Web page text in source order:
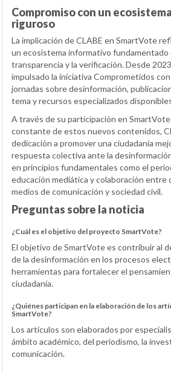
Compromiso con un
riguroso
La implicación de CLABE en SmartVote
un ecosistema informativo fundamentado
transparencia y la verificación. Desde
impulsado la iniciativa Comprometidos
jornadas sobre desinformación,
tema y recursos especializados
A través de su participación en
constante de estos nuevos contenidos,
dedicación a promover una ciudadanía
respuesta colectiva ante la
en principios fundamentales como el
educación mediática y colaboración entre
medios de comunicación y sociedad civil.
Preguntas sobre la noticia
¿Cuál es el objetivo del proyecto SmartVote?
El objetivo de SmartVote es contribuir al
de la desinformación en los procesos
herramientas para fortalecer el
ciudadanía.
¿Quiénes participan en la elaboración de los
SmartVote?
Los artículos son elaborados por
ámbito académico, del periodismo, la
comunicación.